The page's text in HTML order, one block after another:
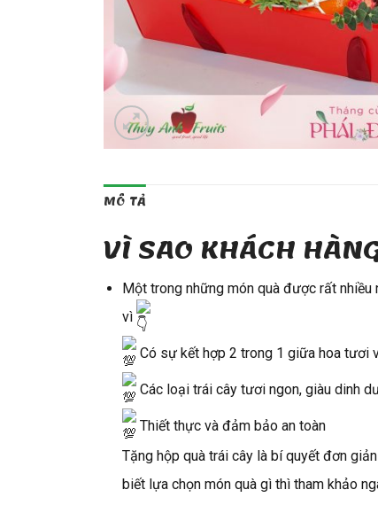
MÔ TẢ
VÌ SAO KHÁCH
Một trong những món quà được rất
vì
Có sự kết hợp 2 trong 1 giữa hoa tươi
Các loại trái cây tươi ngon, giàu dinh
Thiết thực và đảm bảo an toàn
Tặng hộp quà trái cây là bí quyết đơn
biết lựa chọn món quà gì thì tham khảo